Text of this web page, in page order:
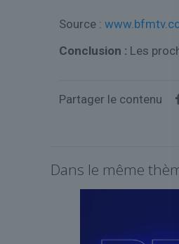
Source :
Conclusion : Les
Partager le contenu
Dans le même